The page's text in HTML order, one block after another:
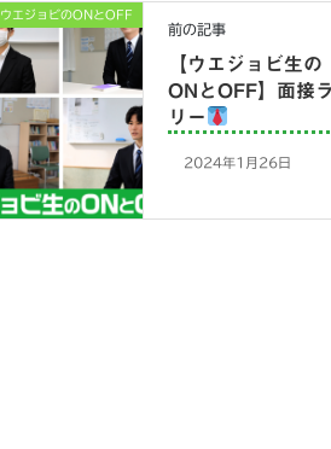
ウエジョビのONとOFF
前の記事
【ウエジョビ生の
ONとOFF】面接ラ
リー
2024年1月26日